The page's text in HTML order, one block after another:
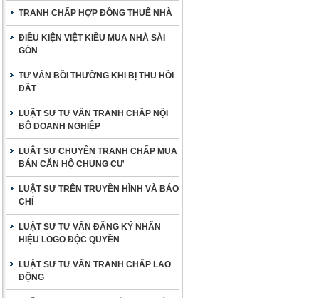
TRANH CHẤP HỢP ĐỒNG THUÊ NHÀ
ĐIỀU KIỆN VIỆT KIỀU MUA NHÀ SÀI
GÒN
TƯ VẤN BỒI THƯỜNG KHI BỊ THU HỒI
ĐẤT
LUẬT SƯ TƯ VẤN TRANH CHẤP NỘI
BỘ DOANH NGHIỆP
LUẬT SƯ CHUYÊN TRANH CHẤP MUA
BÁN CĂN HỘ CHUNG CƯ
LUẬT SƯ TRÊN TRUYỀN HÌNH VÀ BÁO
CHÍ
LUẬT SƯ TƯ VẤN ĐĂNG KÝ NHÃN
HIỆU LOGO ĐỘC QUYỀN
LUẬT SƯ TƯ VẤN TRANH CHẤP LAO
ĐỘNG